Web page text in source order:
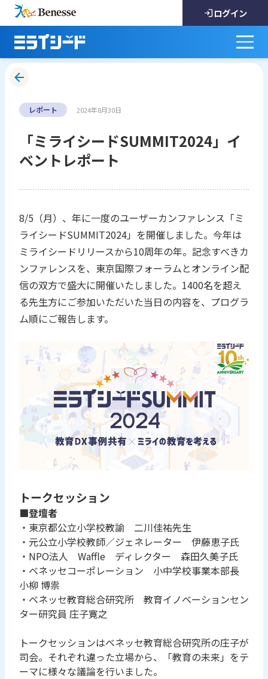
ログイン
レポート 2024年8月30日
「ミライシードSUMMIT2024」イ
ベントレポート
8/5（月）、年に一度のユーザーカンファレンス「ミ
ライシードSUMMIT2024」を開催しました。今年は
ミライシードリリースから10周年の年。記念すべきカ
ンファレンスを、東京国際フォーラムとオンライン配
信の双方で盛大に開催いたしました。1400名を超え
る先生方にご参加いただいた当日の内容を、プログラ
ム順にご報告します。
トークセッション
■登壇者
・東京都公立小学校教諭 二川佳祐先生
・元公立小学校教師／ジェネレーター 伊藤恵子氏
・NPO法人 Waffle ディレクター 森田久美子氏
・ベネッセコーポレーション 小中学校事業本部長
小柳 博祟
・ベネッセ教育総合研究所 教育イノベーションセン
ター研究員 庄子寛之
トークセッションはベネッセ教育総合研究所の庄子が
司会。それぞれ違った立場から、「教育の未来」をテ
ーマに様々な議論を行いました。